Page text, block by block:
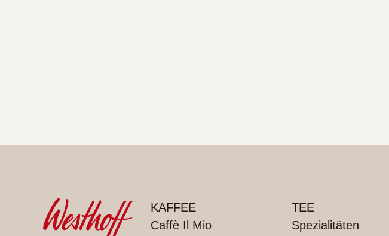
PRODUKTE
KAFFEE
Caffè Il Mio
TEE
Spezialitäten